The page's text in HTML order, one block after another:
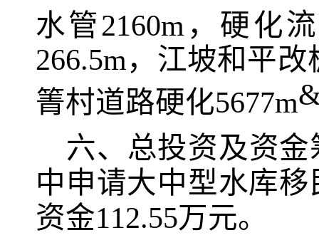
水管2160m ，硬化
266.5m， 江坡和平改
箐村道路硬化5677m
六、总投资及资金
中申请大中型水库
资金112.55万元。